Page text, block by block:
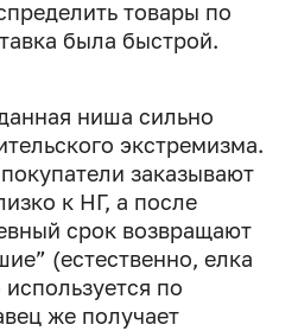
товары по
была быстрой.
ниша сильно
экстремизма.
заказывают
к НГ, а после
срок возвращают
(естественно, елка
по
же получает